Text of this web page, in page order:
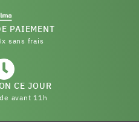
PAIEMENT
sans frais
CE JOUR
avant 11h